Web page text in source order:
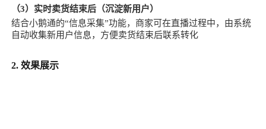
（3）实时卖货结束后（沉淀新用户）
结合小鹅通的“信息采集”功能，商家可在直播过程中，由系统
自动收集新用户信息，方便卖货结束后联系转化
2. 效果展示